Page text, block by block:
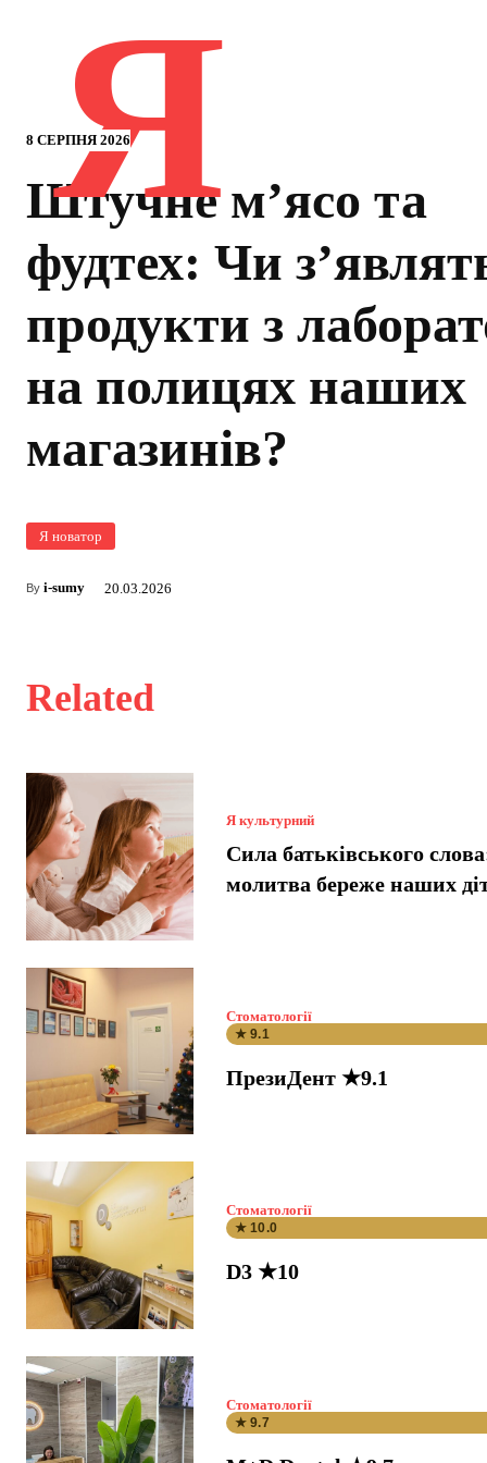
8 СЕРПНЯ 2026
Я
Штучне м’ясо та
фудтех: Чи
продукти з
на полицях наших
магазинів?
Я новатор
By i-sumy 20.03.2026
Related
Я культурний
Сила батьківського
молитва береже наших
Стоматології
★ 9.1
ПрезиДент ★9.1
Стоматології
★ 10.0
D3 ★10
Стоматології
★ 9.7